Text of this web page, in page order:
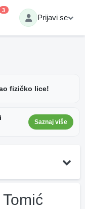
3
Prijavi se
fizičko lice!
Saznaj više